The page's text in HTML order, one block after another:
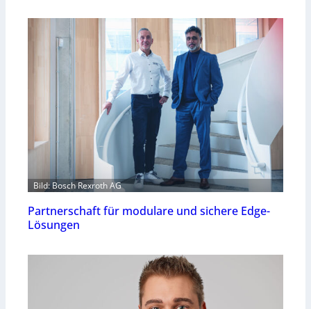
Bild: Bosch Rexroth AG
Partnerschaft für modulare und sichere Edge-
Lösungen